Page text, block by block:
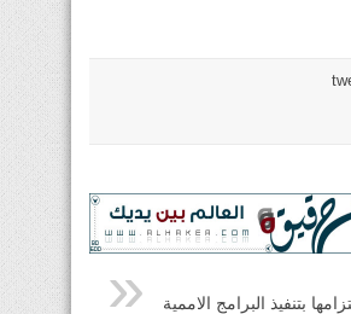
بتنفيذ البرامج الاممية